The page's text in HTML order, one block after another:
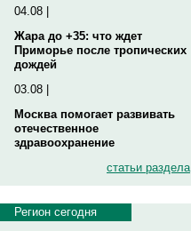
04.08 |
Жара до +35: что ждет
Приморье после тропических
дождей
03.08 |
Москва помогает развивать
отечественное
здравоохранение
статьи раздела
Регион сегодня